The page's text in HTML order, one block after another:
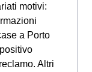
motivi:
a Porto
Altri